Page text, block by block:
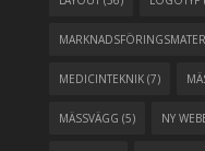
MEDICINTEKNIK (7)
MÄSSVÄGG (5) NY